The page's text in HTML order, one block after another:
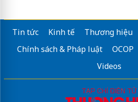
Tin tức Kinh tế Thương hiệu
Chính sách & Pháp luật
OCOP
Videos